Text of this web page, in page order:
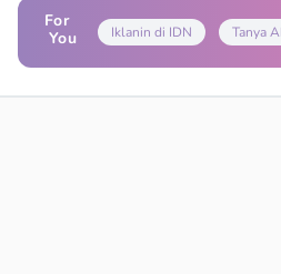
For
You
Iklanin di IDN Tanya